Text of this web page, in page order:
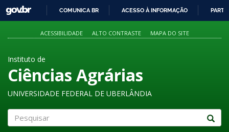
PARA
O
GOVBR
COMUNICA BR ACESSO À INFORMAÇÃO
ACESSIBILIDADE ALTO CONTRASTE MAPA DO SITE
Instituto de
Ciências Agrárias
UNIVERSIDADE FEDERAL DE UBERLÂNDIA